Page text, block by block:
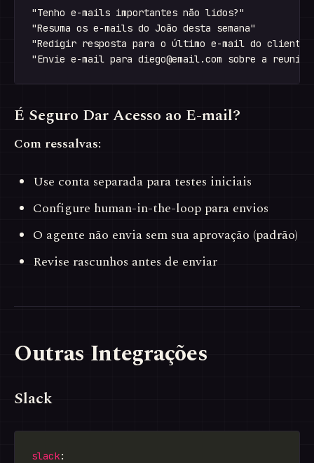
"Tenho e-mails importantes não lidos?"
"Resuma os e-mails do João desta semana"
"Redigir resposta para o último e-mail do cliente"
"Envie e-mail para diego@email.com
É Seguro Dar Acesso ao E-mail?
Com ressalvas:
Use conta separada para testes iniciais
Configure human-in-the-loop para envios
O agente não envia sem sua aprovação (padrão)
Revise rascunhos antes de enviar
Outras Integrações
Slack
slack